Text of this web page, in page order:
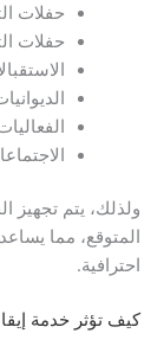
حفلات
حفلات
ولذلك، يتم تجهيز
المتوقع، مما
احترافية.
كيف تؤثر خدمة